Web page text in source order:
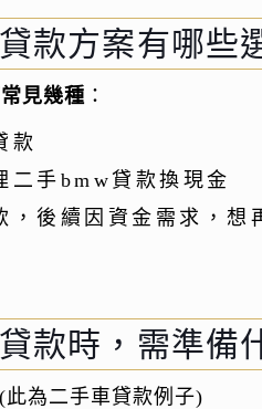
款方案有哪些
見幾種 ：
款
二手bmw貸款換現金
，後續因資金需求，想
款時，需準備
為二手車貸款例子)